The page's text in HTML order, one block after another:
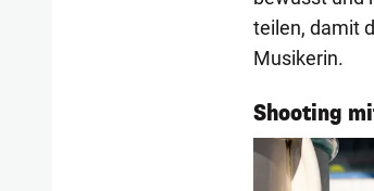
teilen, damit
Musikerin.
Shooting
1/9